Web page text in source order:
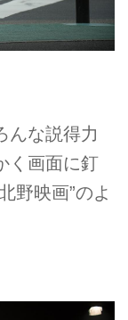
んな説得力
く画面に釘
野映画”のよ